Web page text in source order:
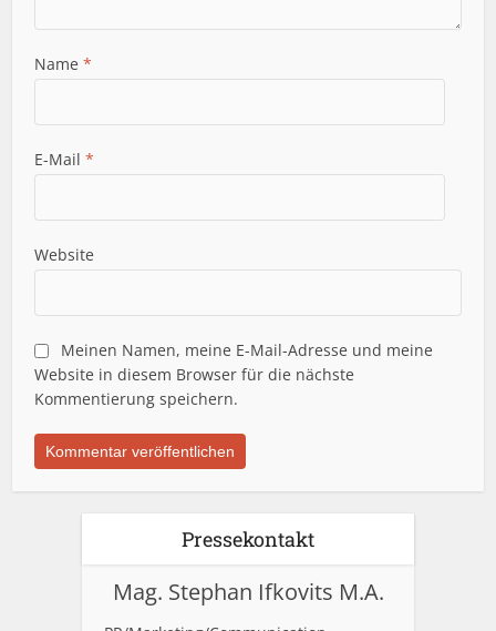
Name*
E-Mail*
Website
Meinen Namen, meine E-Mail-Adresse und meine
Website in diesem Browser für die nächste
Kommentierung speichern.
Pressekontakt
Mag. Stephan Ifkovits M.A.